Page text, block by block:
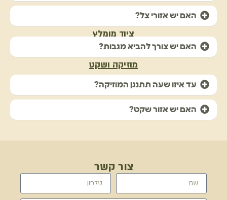
האם יש אזורי צל?
ציוד מומלץ
האם יש צורך להביא מגבות?
מוזיקה ושקט
עד איזו שעה תתנגן המוזיקה?
האם יש אזור שקט?
צור קשר